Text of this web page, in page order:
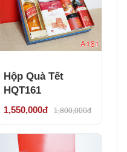
Hộp Quà Tết
HQT161
1,550,000đ 1,800,000đ